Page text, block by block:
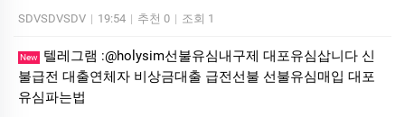
SDVSDVSDV | 19:54 | 추천 0 | 조회 1
New
텔레그램 :@holysim선불유심내구제 대포유심삽니다 신
불급전 대출연체자 비상금대출 급전선불 선불유심매입 대포
유심파는법